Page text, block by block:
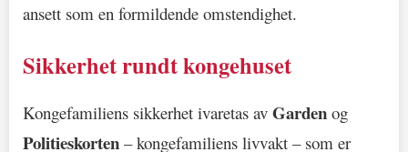
ansett som en formildende omstendighet.
Sikkerhet rundt kongehuset
Kongefamiliens sikkerhet ivaretas av Garden og
Politieskorten – kongefamiliens livvakt – som er